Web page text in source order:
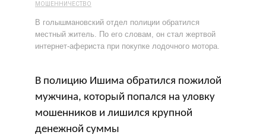
МОШЕННИЧЕСТВО
В голышмановский отдел полиции обратился
местный житель. По его словам, он стал жертвой
интернет-афериста при покупке лодочного мотора.
В полицию Ишима обратился пожилой
мужчина, который попался на уловку
мошенников и лишился крупной
денежной суммы